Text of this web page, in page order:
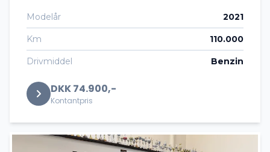
Modelår 2021
Km 110.000
Drivmiddel Benzin
DKK 74.900,-
Kontantpris